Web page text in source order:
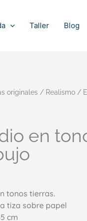
Taller Blog
originales / Realismo /
en
tonos tierras.
tiza sobre papel
cm